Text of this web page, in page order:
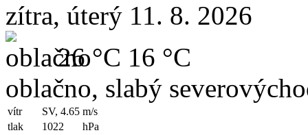
zítra, úterý 11. 8. 2026
26 °C 16 °C
oblačno, slabý
vítr SV, 4.65 m/s
tlak
1022
hPa